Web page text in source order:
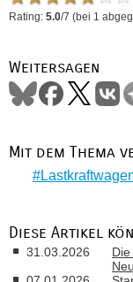
Rating: 5.0/7 (bei 1
Weitersagen
Mit dem Thema
Diese Artikel
31.03.2026